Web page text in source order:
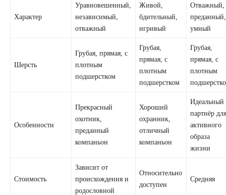
Характер
Уравновешенный,
независимый,
отважный
Живой,
бдительный,
игривый
Отважный,
преданный,
умный
Шерсть
Грубая, прямая, с
плотным
подшерстком
Грубая,
прямая, с
плотным
подшерстком
Грубая,
прямая, с
плотным
Особенности
Прекрасный
охотник,
преданный
компаньон
Хороший
охранник,
отличный
компаньон
Идеальный
партнёр
активного
образа
жизни
Стоимость
Зависит от
происхождения и
родословной
Относительно
доступен
Средняя